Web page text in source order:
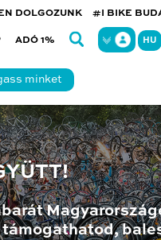
DOLGOZUNK #I BIKE
ADÓ 1% HU
minket